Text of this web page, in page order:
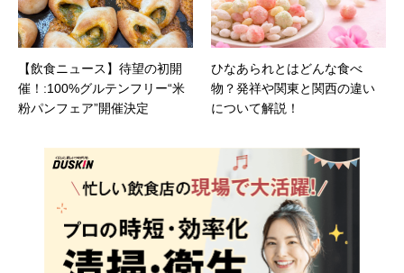
【飲食ニュース】待望の初開
催！:100%グルテンフリー“米
粉パンフェア”開催決定
ひなあられとはどんな食べ
物？発祥や関東と関西の違い
について解説！